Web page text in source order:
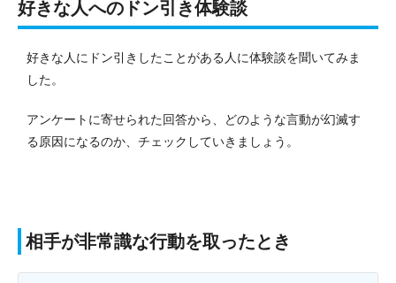
好きな人へのドン引き体験談
好きな人にドン引きしたことがある人に体験談を聞いてみま
した。
アンケートに寄せられた回答から、どのような言動が幻滅す
る原因になるのか、チェックしていきましょう。
相手が非常識な行動を取ったとき